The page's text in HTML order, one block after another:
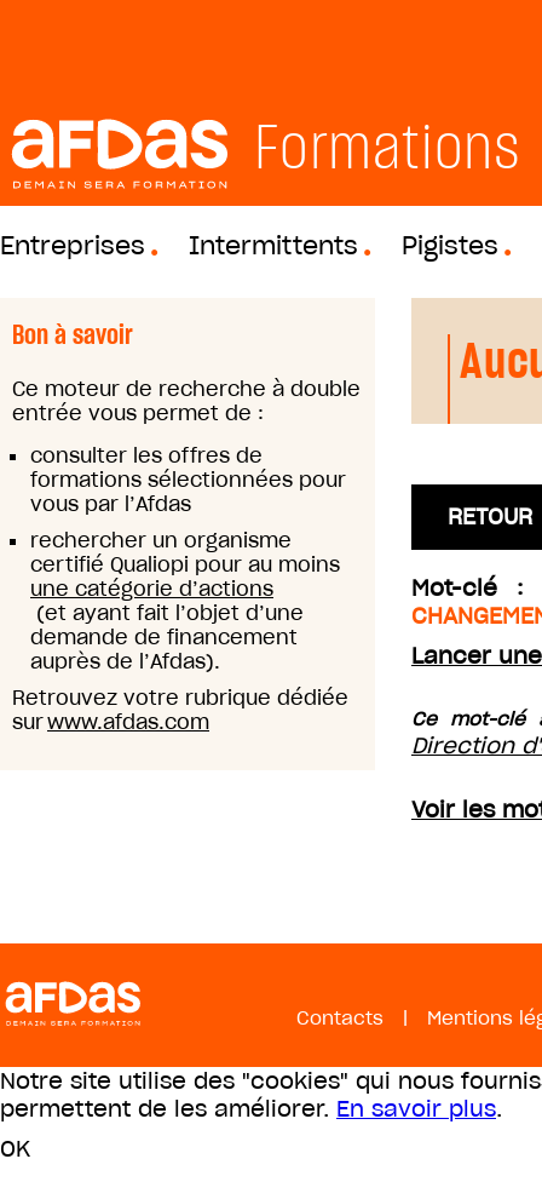
Formations
Entreprises Intermittents Pigistes
Bon à savoir
Ce moteur de recherche à double
entrée vous permet de :
consulter les offres de
formations sélectionnées pour
vous par l’Afdas
rechercher un organisme
certifié Qualiopi pour au moins
une catégorie d’actions
(et ayant fait l’objet d’une
demande de financement
auprès de l’Afdas).
Retrouvez votre rubrique dédiée
surwww.afdas.com
RETOUR
Mot-clé :
Lancer
Ce mot-clé
Direction
Voir les
Contacts | Mentions
Notre site utilise des "cookies" qui nous
permettent de les améliorer. En savoir plus.
OK